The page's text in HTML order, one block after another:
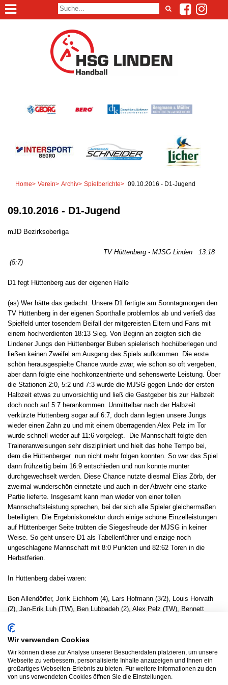
Home> Verein> Archiv> Spielberichte> 09.10.2016 - D1-Jugend
09.10.2016 - D1-Jugend
mJD Bezirksoberliga
TV Hüttenberg - MJSG Linden 13:18
(5:7)
D1 fegt Hüttenberg aus der eigenen Halle
(as) Wer hätte das gedacht. Unsere D1 fertigte am Sonntagmorgen den
TV Hüttenberg in der eigenen Sporthalle problemlos ab und verließ das
Spielfeld unter tosendem Beifall der mitgereisten Eltern und Fans mit
einem hochverdienten 18:13 Sieg. Von Beginn an zeigten sich die
Lindener Jungs den Hüttenberger Buben spielerisch hochüberlegen und
ließen keinen Zweifel am Ausgang des Spiels aufkommen. Die erste
schön herausgespielte Chance wurde zwar, wie schon so oft vergeben,
aber dann folgte eine hochkonzentrierte und sehenswerte Leistung. Über
die Stationen 2:0, 5:2 und 7:3 wurde die MJSG gegen Ende der ersten
Halbzeit etwas zu unvorsichtig und ließ die Gastgeber bis zur Halbzeit
doch noch auf 5:7 herankommen. Unmittelbar nach der Halbzeit
verkürzte Hüttenberg sogar auf 6:7, doch dann legten unsere Jungs
wieder einen Zahn zu und mit einem überragenden Alex Pelz im Tor
wurde schnell wieder auf 11:6 vorgelegt. Die Mannschaft folgte den
Traineranweisungen sehr diszipliniert und hielt das hohe Tempo bei,
dem die Hüttenberger nun nicht mehr folgen konnten. So war das Spiel
dann frühzeitig beim 16:9 entschieden und nun konnte munter
durchgewechselt werden. Diese Chance nutzte diesmal Elias Zörb, der
zweimal wunderschön einnetzte und auch in der Abwehr eine starke
Partie lieferte. Insgesamt kann man wieder von einer tollen
Mannschaftsleistung sprechen, bei der sich alle Spieler gleichermaßen
beteiligten. Die Ergebniskorrektur durch einige schöne Einzelleistungen
auf Hüttenberger Seite trübten die Siegesfreude der MJSG in keiner
Weise. So geht unsere D1 als Tabellenführer und einzige noch
ungeschlagene Mannschaft mit 8:0 Punkten und 82:62 Toren in die
Herbstferien.
In Hüttenberg dabei waren:
Ben Allendörfer, Jorik Eichhorn (4), Lars Hofmann (3/2), Louis Horvath
(2), Jan-Erik Luh (TW), Ben Lubbadeh (2), Alex Pelz (TW), Bennett
Das nächste Spiel findet nach den Herbstferien, am 13.11.2016 um
13:00 Uhr bei der HSG Hungen/Lich, in der Sporthalle in Lich statt.
Ergebnisdienst
Wir verwenden Cookies
Wir können diese zur Analyse unserer Besucherdaten platzieren, um unsere
Webseite zu verbessern, personalisierte Inhalte anzuzeigen und Ihnen ein
großartiges Webseiten-Erlebnis zu bieten. Für weitere Informationen zu den
von uns verwendeten Cookies öffnen Sie die Einstellungen.